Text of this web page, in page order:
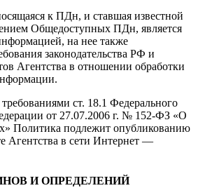
к ПДн, и ставшая известной
Общедоступных ПДн, является
на нее также
законодательства РФ и
Агентства в отношении обработки
ст. 18.1 Федерального
от 27.07.2006 г. № 152-ФЗ «О
Политика подлежит опубликованию
Агентства в сети Интернет —
И ОПРЕДЕЛЕНИЙ